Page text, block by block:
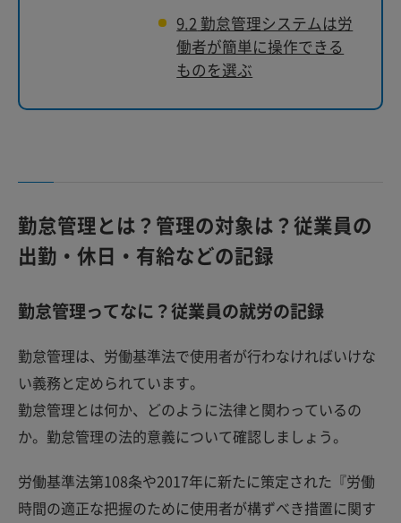
9.2 勤怠管理システムは労
働者が簡単に操作できる
ものを選ぶ
勤怠管理とは？管理の対象は？従業員の
出勤・休日・有給などの記録
勤怠管理ってなに？従業員の就労の記録
勤怠管理は、労働基準法で使用者が行わなければいけな
い義務と定められています。
勤怠管理とは何か、どのように法律と関わっているの
か。勤怠管理の法的意義について確認しましょう。
労働基準法第108条や2017年に新たに策定された『労働
時間の適正な把握のために使用者が構ずべき措置に関す